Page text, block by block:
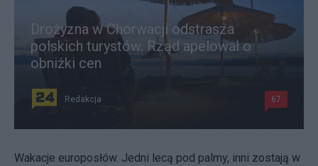
Drożyzna w Chorwacji odstrasza
polskich turystów. Rząd apelował o
obniżki cen
Redakcja 67
Wakacje europosłów. Jedni lecą pod palmy, inni zostają w